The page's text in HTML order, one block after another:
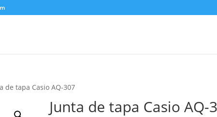
de tapa Casio AQ-307
Junta de tapa Casio AQ-